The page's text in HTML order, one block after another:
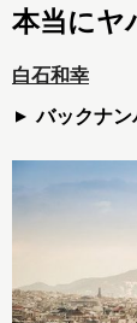
本当にヤ
白石和幸
バックナン